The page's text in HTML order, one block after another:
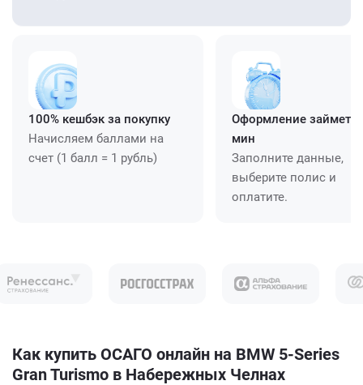
100% кешбэк за покупку
Начисляем баллами на
счет (1 балл = 1 рубль)
Оформление займет
мин
Заполните данные,
выберите полис и
оплатите.
Как купить ОСАГО онлайн на BMW 5-Series
Gran Turismo в Набережных Челнах